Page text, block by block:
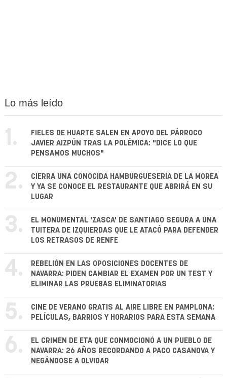
Lo más leído
1.
FIELES DE HUARTE SALEN EN APOYO DEL PÁRROCO
JAVIER AIZPÚN TRAS LA POLÉMICA: "DICE LO QUE
PENSAMOS MUCHOS"
2.
CIERRA UNA CONOCIDA HAMBURGUESERÍA DE LA MOREA
Y YA SE CONOCE EL RESTAURANTE QUE ABRIRÁ EN SU
LUGAR
3.
EL MONUMENTAL 'ZASCA' DE SANTIAGO SEGURA A UNA
TUITERA DE IZQUIERDAS QUE LE ATACÓ PARA DEFENDER
LOS RETRASOS DE RENFE
4.
REBELIÓN EN LAS OPOSICIONES DOCENTES DE
NAVARRA: PIDEN CAMBIAR EL EXAMEN POR UN TEST Y
ELIMINAR LAS PRUEBAS ELIMINATORIAS
5.
CINE DE VERANO GRATIS AL AIRE LIBRE EN PAMPLONA:
PELÍCULAS, BARRIOS Y HORARIOS PARA ESTA SEMANA
6.
EL CRIMEN DE ETA QUE CONMOCIONÓ A UN PUEBLO DE
NAVARRA: 26 AÑOS RECORDANDO A PACO CASANOVA Y
NEGÁNDOSE A OLVIDAR